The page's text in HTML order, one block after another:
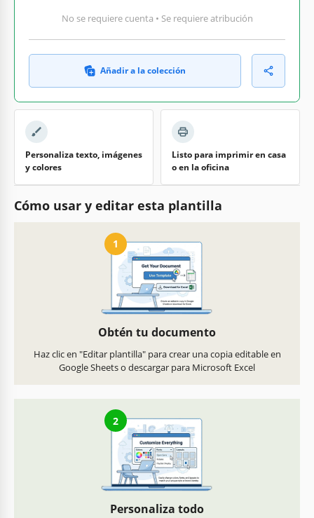
No se requiere cuenta • Se requiere atribución
Añadir a la colección
Personaliza texto, imágenes
y colores
Listo para imprimir en casa
o en la oficina
Cómo usar y editar esta plantilla
1
Obtén tu documento
Haz clic en "Editar plantilla" para crear una copia editable en
Google Sheets o descargar para Microsoft Excel
2
Personaliza todo